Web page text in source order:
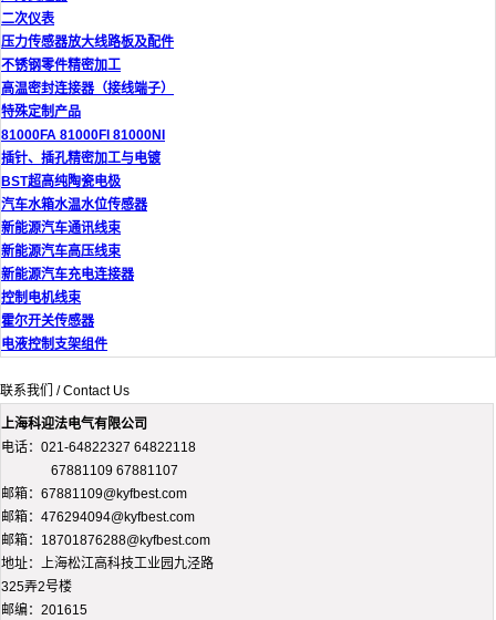
二次仪表
压力传感器放大线路板及配件
不锈钢零件精密加工
高温密封连接器（接线端子）
特殊定制产品
81000FA 81000FI 81000NI
插针、插孔精密加工与电镀
BST超高纯陶瓷电极
汽车水箱水温水位传感器
新能源汽车通讯线束
新能源汽车高压线束
新能源汽车充电连接器
控制电机线束
霍尔开关传感器
电液控制支架组件
联系我们 / Contact Us
上海科迎法电气有限公司
电话：021-64822327 64822118
67881109 67881107
邮箱：67881109@kyfbest.com
邮箱：476294094@kyfbest.com
邮箱：18701876288@kyfbest.com
地址：上海松江高科技工业园九泾路
325弄2号楼
邮编：201615